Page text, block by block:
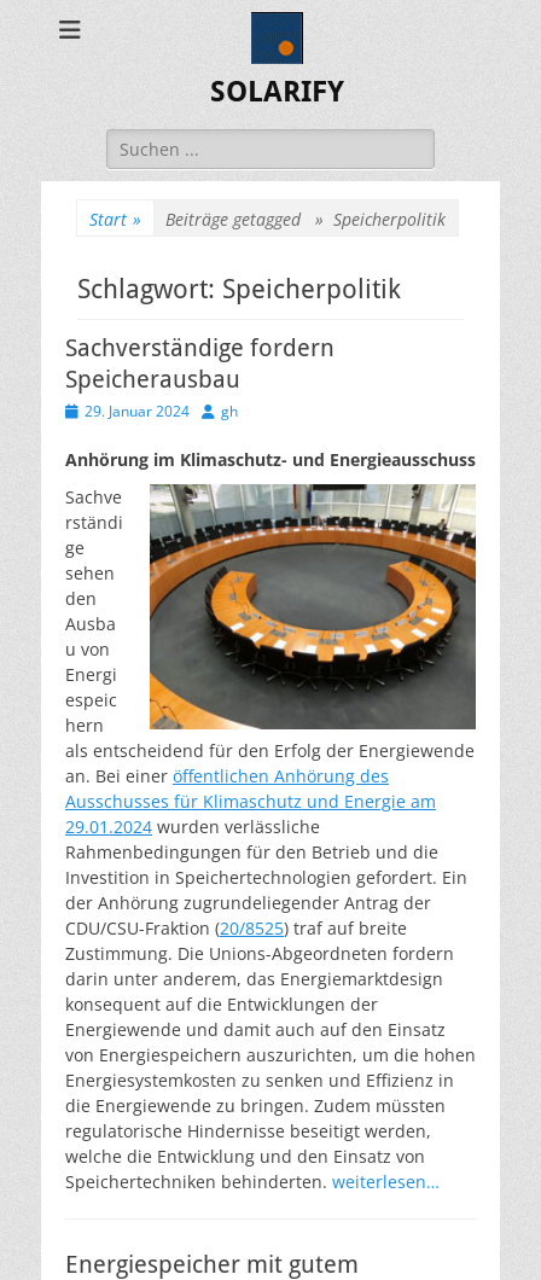
SOLARIFY
Suchen
nach:
Start » Beiträge getagged » Speicherpolitik
Schlagwort: Speicherpolitik
Sachverständige fordern
Speicherausbau
Veröffentlicht
29. Januar 2024 Autor
gh
Anhörung im Klimaschutz- und Energieausschuss
Sachve
rständi
ge
sehen
den
Ausba
u von
Energi
espeic
hern
als entscheidend für den Erfolg der Energiewende
an. Bei einer öffentlichen Anhörung des
Ausschusses für Klimaschutz und Energie am
29.01.2024 wurden verlässliche
Rahmenbedingungen für den Betrieb und die
Investition in Speichertechnologien gefordert. Ein
der Anhörung zugrundeliegender Antrag der
CDU/CSU-Fraktion (20/8525) traf auf breite
Zustimmung. Die Unions-Abgeordneten fordern
darin unter anderem, das Energiemarktdesign
konsequent auf die Entwicklungen der
Energiewende und damit auch auf den Einsatz
von Energiespeichern auszurichten, um die hohen
Energiesystemkosten zu senken und Effizienz in
die Energiewende zu bringen. Zudem müssten
regulatorische Hindernisse beseitigt werden,
welche die Entwicklung und den Einsatz von
Speichertechniken behinderten. weiterlesen…
Energiespeicher mit gutem